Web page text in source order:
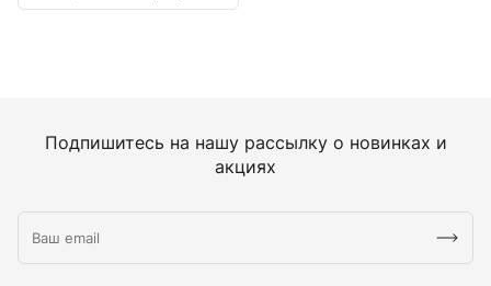
Подпишитесь на нашу рассылку о новинках и
акциях